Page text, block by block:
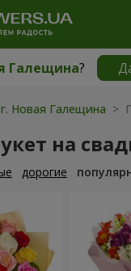
Галещина?
Галещина|
Новая Галещина >
на
дорогие